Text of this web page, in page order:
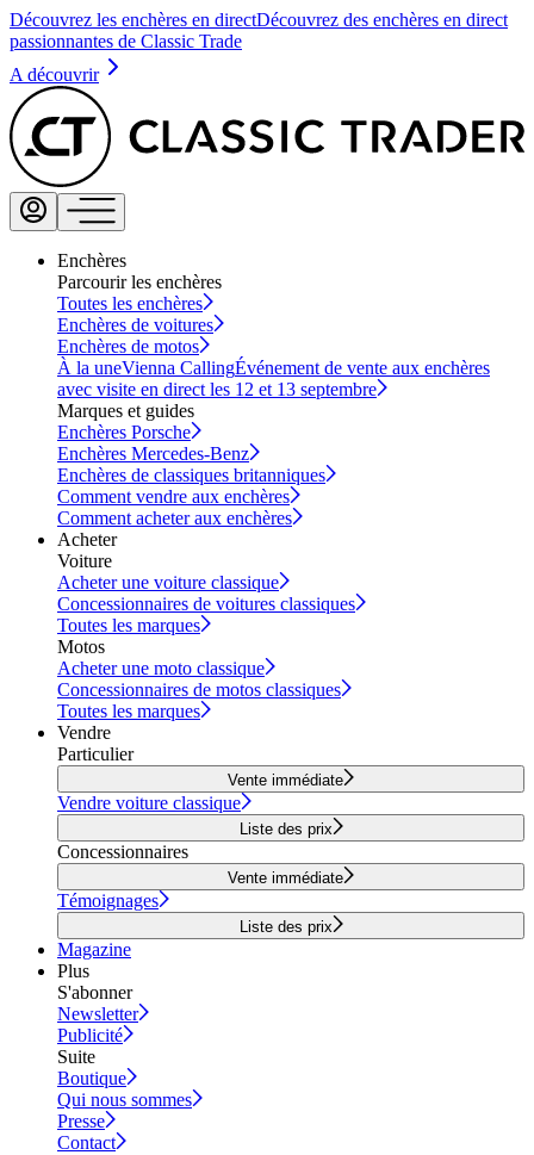
Découvrez les enchères en directDécouvrez des enchères en direct
passionnantes de Classic Trade
A découvrir
Enchères
Parcourir les enchères
Toutes les enchères
Enchères de voitures
Enchères de motos
À la uneVienna CallingÉvénement de vente aux enchères
avec visite en direct les 12 et 13 septembre
Marques et guides
Enchères Porsche
Enchères Mercedes-Benz
Enchères de classiques britanniques
Comment vendre aux enchères
Comment acheter aux enchères
Acheter
Voiture
Acheter une voiture classique
Concessionnaires de voitures classiques
Toutes les marques
Motos
Acheter une moto classique
Concessionnaires de motos classiques
Toutes les marques
Vendre
Particulier
Vente immédiate
Vendre voiture classique
Liste des prix
Concessionnaires
Vente immédiate
Témoignages
Liste des prix
Magazine
Plus
S'abonner
Newsletter
Publicité
Suite
Boutique
Qui nous sommes
Presse
Contact